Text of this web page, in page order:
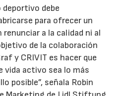
deportivo debe
para ofrecer un
a la calidad ni al
de la colaboración
y CRIVIT es hacer que
vida activo sea lo más
posible”, señala Robin